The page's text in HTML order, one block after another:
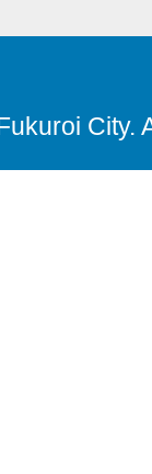
City.